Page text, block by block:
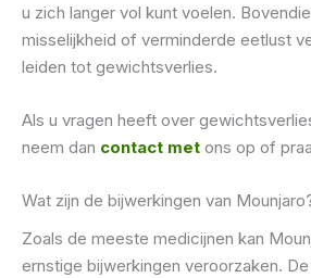
u zich langer vol kunt voelen.
misselijkheid of verminderde eetlust
leiden tot gewichtsverlies.
Als u vragen heeft over
neem dan contact met ons op of
Wat zijn de bijwerkingen van
Zoals de meeste medicijnen kan
ernstige bijwerkingen veroorzaken.